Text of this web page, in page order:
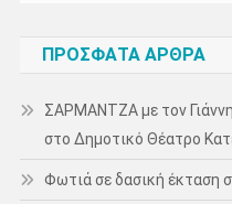
ΠΡΌΣΦΑΤΑ ΆΡΘΡΑ
ΣΑΡΜΑΝΤΖΑ με τον
στο Δημοτικό Θέατρο
Φωτιά σε δασική έκταση